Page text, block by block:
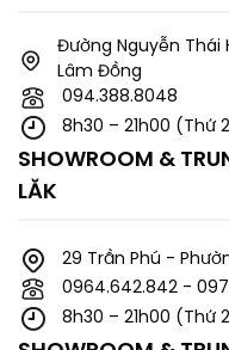
Đường Nguyễn Thái
Lâm Đồng
094.388.8048
8h30 – 21h00 (Thứ
SHOWROOM &
LĂK
29 Trần Phú -
0964.642.842 -
8h30 – 21h00 (Thứ